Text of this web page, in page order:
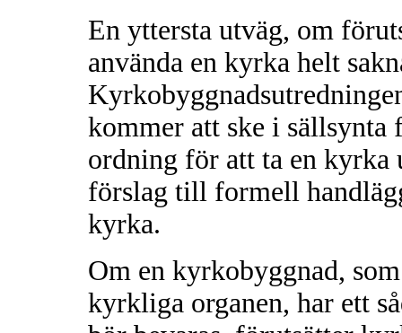
En yttersta utväg, om
använda en kyrka helt
kommer att ske i sällsynta
ordning för att ta en kyrka
förslag till formell
kyrka.
Om en kyrkobyggnad,
kyrkliga organen, har ett